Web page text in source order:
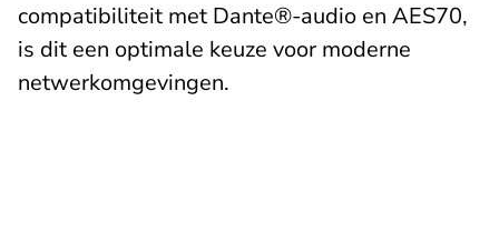
compatibiliteit met Dante®-audio en AES70,
is dit een optimale keuze voor moderne
netwerkomgevingen.